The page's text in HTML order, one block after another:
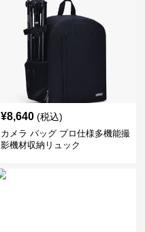
¥8,640 (税込)
カメラ バッグ プロ仕様多機能撮
影機材収納リュック